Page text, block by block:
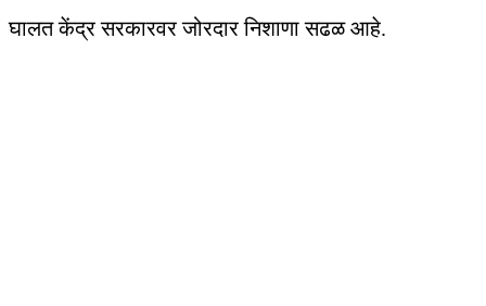
घालत केंद्र सरकारवर जोरदार निशाणा सढळ आहे.